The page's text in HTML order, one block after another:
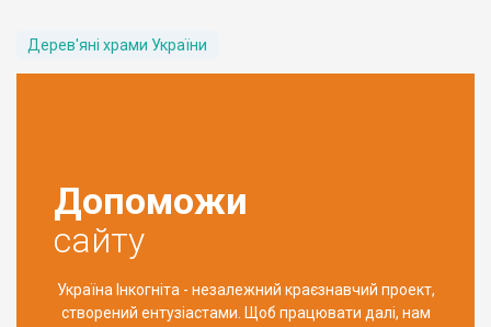
Дерев'яні храми України
Допоможи
сайту
Україна Інкогніта - незалежний краєзнавчий проект,
створений ентузіастами. Щоб працювати далі, нам